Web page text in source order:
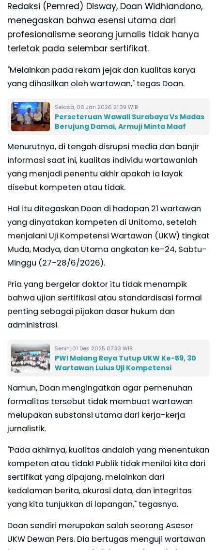
Redaksi (Pemred) Disway, Doan Widhiandono,
menegaskan bahwa esensi utama dari
profesionalisme seorang jurnalis tidak hanya
terletak pada selembar sertifikat.
"Melainkan pada rekam jejak dan kualitas karya
yang dihasilkan oleh wartawan," tegas Doan.
Selasa, 06 Jan 2026 21:39 WIB
Perseteruan Wawali Surabaya Vs Madas
Berujung Damai, Armuji Minta Maaf
Menurutnya, di tengah disrupsi media dan banjir
informasi saat ini, kualitas individu wartawanlah
yang menjadi penentu akhir apakah ia layak
disebut kompeten atau tidak.
Hal itu ditegaskan Doan di hadapan 21 wartawan
yang dinyatakan kompeten di Unitomo, setelah
menjalani Uji Kompetensi Wartawan (UKW) tingkat
Muda, Madya, dan Utama angkatan ke-24, Sabtu-
Minggu (27-28/6/2026).
Pria yang bergelar doktor itu tidak menampik
bahwa ujian sertifikasi atau standardisasi formal
penting sebagai pijakan dasar hukum dan
administrasi.
Senin, 01 Des 2025 07:33 WIB
PWI Malang Raya Tutup UKW Ke-59, 30
Wartawan Lulus Uji Kompetensi
Namun, Doan mengingatkan agar pemenuhan
formalitas tersebut tidak membuat wartawan
melupakan substansi utama dari kerja-kerja
jurnalistik.
"Pada akhirnya, kualitas andalah yang menentukan
kompeten atau tidak! Publik tidak menilai kita dari
sertifikat yang dipajang, melainkan dari
kedalaman berita, akurasi data, dan integritas
yang kita tunjukkan di lapangan," tegasnya.
Doan sendiri merupakan salah seorang Asesor
UKW Dewan Pers. Dia bertugas menguji wartawan